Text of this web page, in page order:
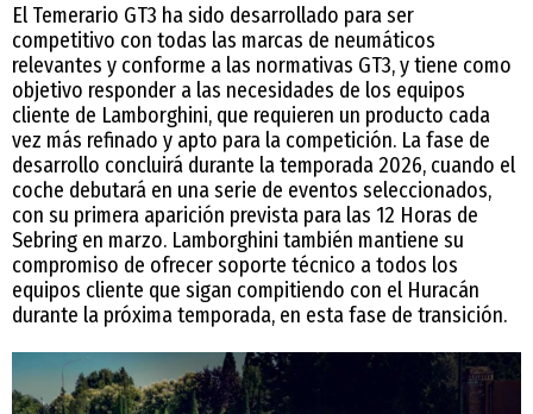
El Temerario GT3 ha sido desarrollado para ser
competitivo con todas las marcas de neumáticos
relevantes y conforme a las normativas GT3, y tiene como
objetivo responder a las necesidades de los equipos
cliente de Lamborghini, que requieren un producto cada
vez más refinado y apto para la competición. La fase de
desarrollo concluirá durante la temporada 2026, cuando el
coche debutará en una serie de eventos seleccionados,
con su primera aparición prevista para las 12 Horas de
Sebring en marzo. Lamborghini también mantiene su
compromiso de ofrecer soporte técnico a todos los
equipos cliente que sigan compitiendo con el Huracán
durante la próxima temporada, en esta fase de transición.